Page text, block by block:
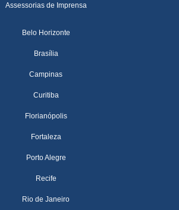
Assessorias de Imprensa
Belo Horizonte
Brasília
Campinas
Curitiba
Florianópolis
Fortaleza
Porto Alegre
Recife
Rio de Janeiro